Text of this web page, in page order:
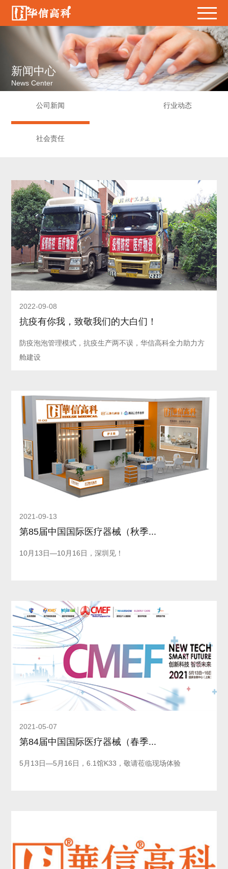
新闻中心
News Center
公司新闻 行业动态
社会责任
2022-09-08
抗疫有你我，致敬我们的大白们！
防疫泡泡管理模式，抗疫生产两不误，华信高科全力助力方
舱建设
2021-09-13
第85届中国国际医疗器械（秋季...
10月13日—10月16日，深圳见！
2021-05-07
第84届中国国际医疗器械（春季...
5月13日—5月16日，6.1馆K33，敬请莅临现场体验